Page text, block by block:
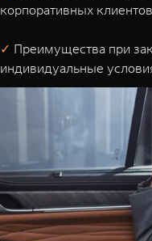
корпоративных
✓ Преимущества при
индивидуальные